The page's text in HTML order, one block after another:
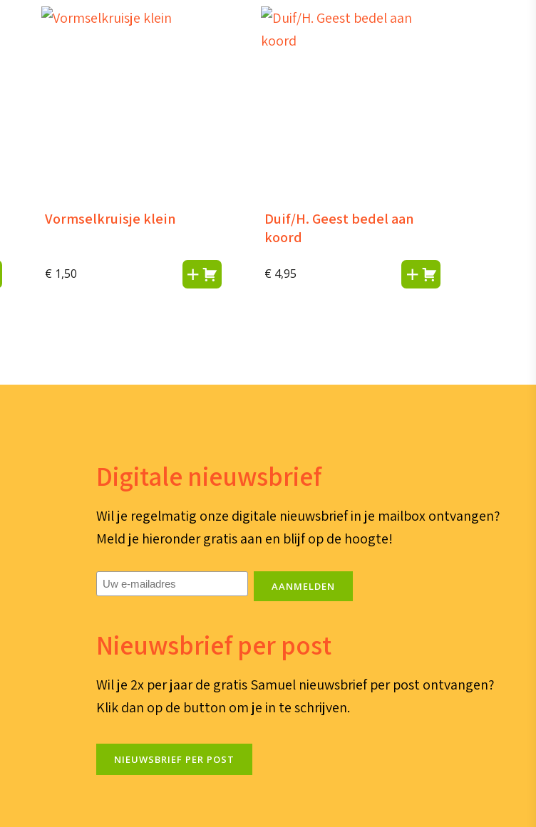
Vormselkruisje klein
€ 1,50
Duif/H. Geest bedel aan
koord
€ 4,95
Digitale nieuwsbrief
Wil je regelmatig onze digitale nieuwsbrief in je mailbox ontvangen?
Meld je hieronder gratis aan en blijf op de hoogte!
E-
mailadres(Vereist)
AANMELDEN
Nieuwsbrief per post
Wil je 2x per jaar de gratis Samuel nieuwsbrief per post ontvangen?
Klik dan op de button om je in te schrijven.
NIEUWSBRIEF PER POST